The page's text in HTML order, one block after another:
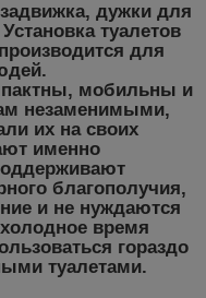
дужки для
туалетов
для
мобильны и
незаменимыми,
их на своих
именно
благополучия,
и не нуждаются
время
гораздо
туалетами.